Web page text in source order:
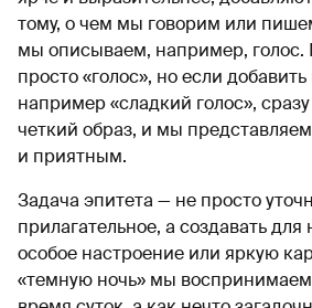
тому, о чем мы говорим или
мы описываем, например, голос.
просто «голос», но если
например «сладкий голос»,
четкий образ, и мы
и приятным.
Задача эпитета — не просто
прилагательное, а создавать для
особое настроение или яркую
«темную ночь» мы